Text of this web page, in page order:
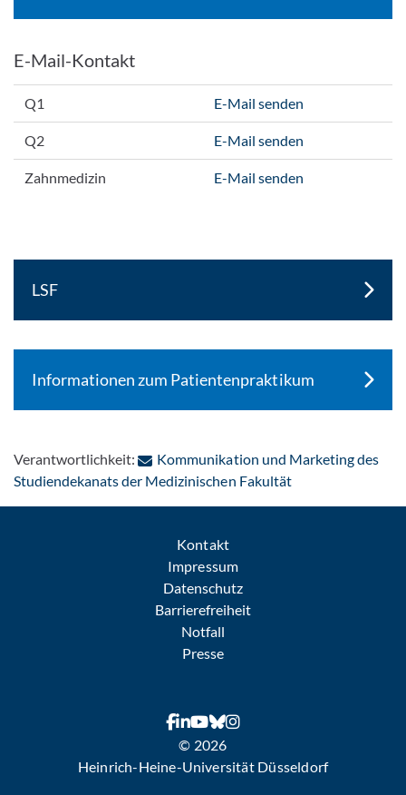
E-Mail-Kontakt
Q1 E-Mail senden
Q2 E-Mail senden
Zahnmedizin E-Mail senden
LSF
Informationen zum Patientenpraktikum
Verantwortlichkeit:
Kommunikation und Marketing des
Studiendekanats der Medizinischen Fakultät: Per E-Mail
Kontakt
Impressum
Datenschutz
Barrierefreiheit
Notfall
Presse
© 2026
Heinrich-Heine-Universität Düsseldorf